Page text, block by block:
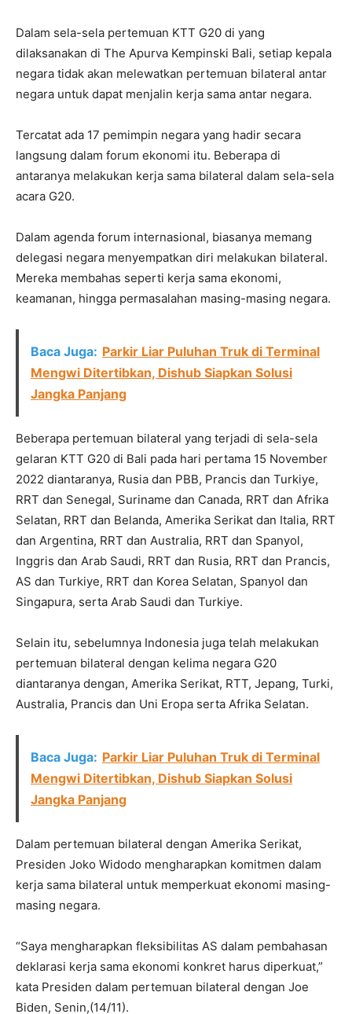
Dalam sela-sela pertemuan KTT G20 di yang
dilaksanakan di The Apurva Kempinski Bali, setiap kepala
negara tidak akan melewatkan pertemuan bilateral antar
negara untuk dapat menjalin kerja sama antar negara.
Tercatat ada 17 pemimpin negara yang hadir secara
langsung dalam forum ekonomi itu. Beberapa di
antaranya melakukan kerja sama bilateral dalam sela-sela
acara G20.
Dalam agenda forum internasional, biasanya memang
delegasi negara menyempatkan diri melakukan bilateral.
Mereka membahas seperti kerja sama ekonomi,
keamanan, hingga permasalahan masing-masing negara.
Baca Juga: Parkir Liar Puluhan Truk di Terminal
Mengwi Ditertibkan, Dishub Siapkan Solusi
Jangka Panjang
Beberapa pertemuan bilateral yang terjadi di sela-sela
gelaran KTT G20 di Bali pada hari pertama 15 November
2022 diantaranya, Rusia dan PBB, Prancis dan Turkiye,
RRT dan Senegal, Suriname dan Canada, RRT dan Afrika
Selatan, RRT dan Belanda, Amerika Serikat dan Italia, RRT
dan Argentina, RRT dan Australia, RRT dan Spanyol,
Inggris dan Arab Saudi, RRT dan Rusia, RRT dan Prancis,
AS dan Turkiye, RRT dan Korea Selatan, Spanyol dan
Singapura, serta Arab Saudi dan Turkiye.
Selain itu, sebelumnya Indonesia juga telah melakukan
pertemuan bilateral dengan kelima negara G20
diantaranya dengan, Amerika Serikat, RTT, Jepang, Turki,
Australia, Prancis dan Uni Eropa serta Afrika Selatan.
Baca Juga: Parkir Liar Puluhan Truk di Terminal
Mengwi Ditertibkan, Dishub Siapkan Solusi
Jangka Panjang
Dalam pertemuan bilateral dengan Amerika Serikat,
Presiden Joko Widodo mengharapkan komitmen dalam
kerja sama bilateral untuk memperkuat ekonomi masing-
masing negara.
“Saya mengharapkan fleksibilitas AS dalam pembahasan
deklarasi kerja sama ekonomi konkret harus diperkuat,”
kata Presiden dalam pertemuan bilateral dengan Joe
Biden, Senin,(14/11).